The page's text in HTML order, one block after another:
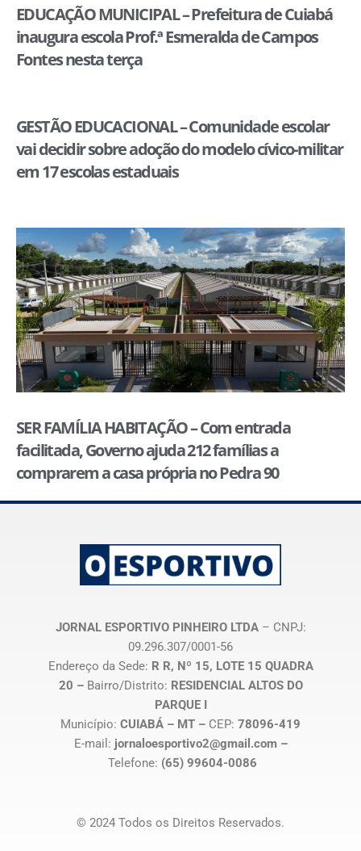
EDUCAÇÃO MUNICIPAL – Prefeitura de Cuiabá
inaugura escola Prof.ª Esmeralda de Campos
Fontes nesta terça
GESTÃO EDUCACIONAL – Comunidade escolar
vai decidir sobre adoção do modelo cívico-militar
em 17 escolas estaduais
SER FAMÍLIA HABITAÇÃO – Com entrada
facilitada, Governo ajuda 212 famílias a
comprarem a casa própria no Pedra 90
JORNAL ESPORTIVO PINHEIRO LTDA– CNPJ:
09.296.307/0001-56
Endereço da Sede: R R, Nº 15, LOTE 15 QUADRA
20 – Bairro/Distrito: RESIDENCIAL ALTOS DO
PARQUE I
Município: CUIABÁ – MT – CEP: 78096-419
E-mail: jornaloesportivo2@gmail.com –
Telefone: (65) 99604-0086
© 2024 Todos os Direitos Reservados.